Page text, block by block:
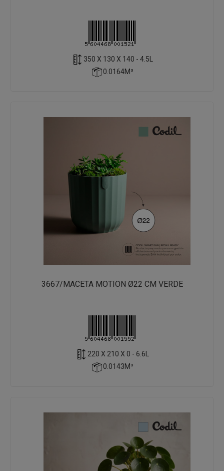
350 X 130 X 140 - 4.5L
0.0164M³
3667/MACETA MOTION Ø22 CM VERDE
220 X 210 X 0 - 6.6L
0.0143M³